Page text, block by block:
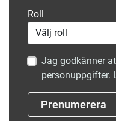
Roll
Jag godkänner
personuppgifter.
Prenumerera